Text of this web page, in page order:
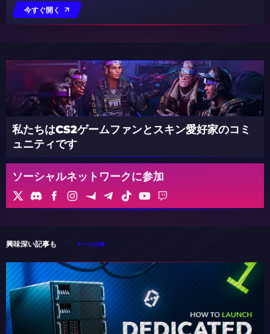
今すぐ開く
私たちはCS2ゲームファンとスキン愛好家のコミ
ュニティです
ソーシャルネットワークに参加
興味深い記事も すべての記事